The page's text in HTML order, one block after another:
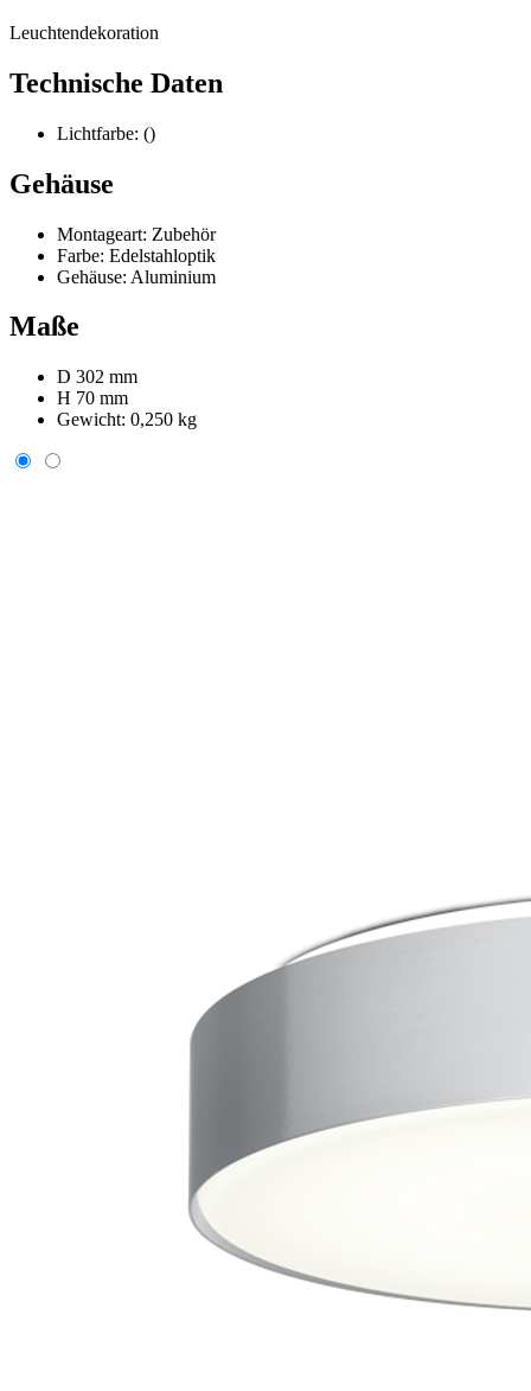
Leuchtendekoration
Technische Daten
Lichtfarbe: ()
Gehäuse
Montageart: Zubehör
Farbe: Edelstahloptik
Gehäuse: Aluminium
Maße
D 302 mm
H 70 mm
Gewicht: 0,250 kg